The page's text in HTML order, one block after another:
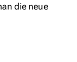
die neue